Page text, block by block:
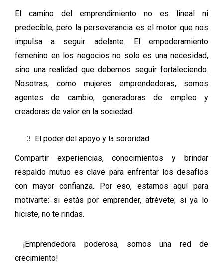
El camino del emprendimiento no es lineal ni
predecible, pero la perseverancia es el motor que nos
impulsa a seguir adelante. El empoderamiento
femenino en los negocios no solo es una necesidad,
sino una realidad que debemos seguir fortaleciendo.
Nosotras, como mujeres emprendedoras, somos
agentes de cambio, generadoras de empleo y
creadoras de valor en la sociedad.
El poder del apoyo y la sororidad
Compartir experiencias, conocimientos y brindar
respaldo mutuo es clave para enfrentar los desafíos
con mayor confianza. Por eso, estamos aquí para
motivarte: si estás por emprender, atrévete; si ya lo
hiciste, no te rindas.
¡Emprendedora poderosa, somos una red de
crecimiento!